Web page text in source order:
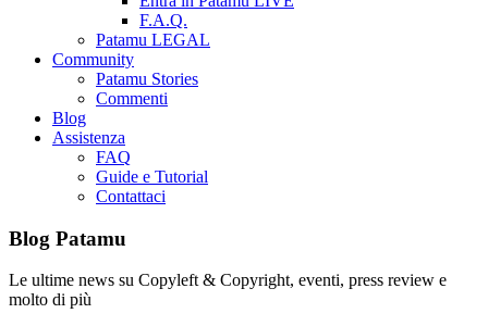
F.A.Q.
Patamu LEGAL
Community
Patamu Stories
Commenti
Blog
Assistenza
FAQ
Guide e Tutorial
Contattaci
Blog Patamu
Le ultime news su Copyleft & Copyright, eventi, press review e
molto di più